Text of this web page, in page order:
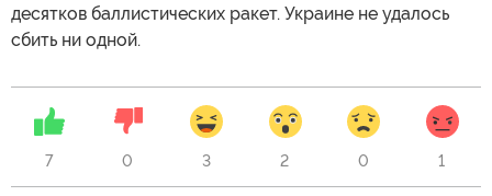
десятков баллистических ракет. Украине не удалось
сбить ни одной.
7 0 3 2 0 1